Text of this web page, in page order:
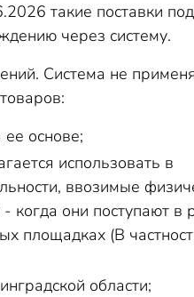
такие поставки
через систему.
Система не
основе;
использовать в
ввозимые
когда они поступают в
площадках (В
области;